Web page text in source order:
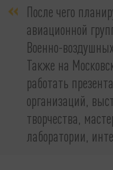
После чего
авиационной
Военно-
Также на
работать
организаций,
творчества,
лаборатории,